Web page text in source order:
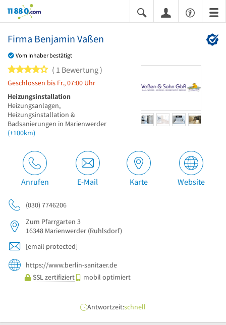
11880.com
Firma Benjamin Vaßen
Vom Inhaber bestätigt
4 von 5 Sternen
1 Bewertung
Geschlossen bis Fr., 07:00 Uhr
Heizungsinstallation
Heizungsanlagen,
Heizungsinstallation &
Badsanierungen in Marienwerder
(+100km)
Anrufen E-Mail Karte Website
(030) 7746206
Zum Pfarrgarten 3
16348 Marienwerder (Ruhlsdorf)
[email protected]
https://www.berlin-sanitaer.de
SSL zertifiziert
mobil optimiert
Antwortzeit:schnell